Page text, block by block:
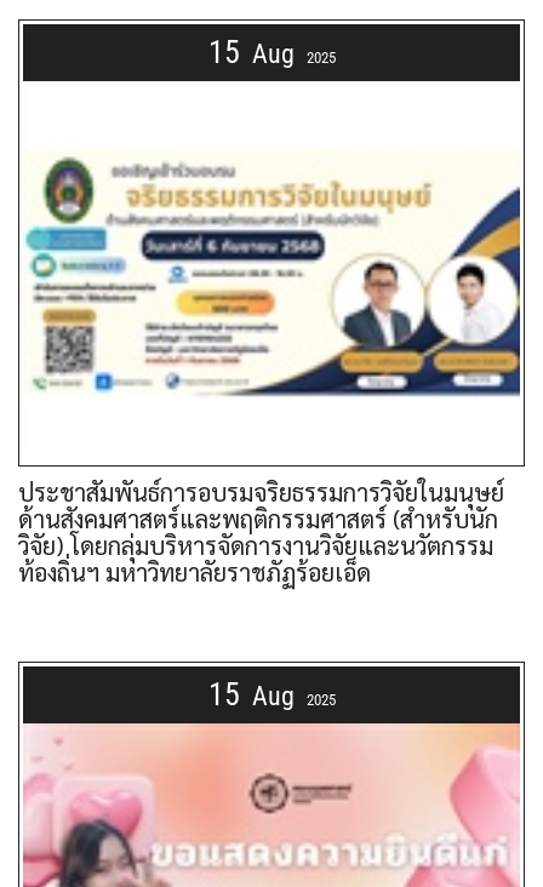
15 Aug 2025
ประชาสัมพันธ์การอบรมจริยธรรมการวิจัยในมนุษย์
ด้านสังคมศาสตร์และพฤติกรรมศาสตร์ (สำหรับนัก
วิจัย) โดยกลุ่มบริหารจัดการงานวิจัยและนวัตกรรม
ท้องถิ่นฯ มหาวิทยาลัยราชภัฏร้อยเอ็ด
15 Aug 2025